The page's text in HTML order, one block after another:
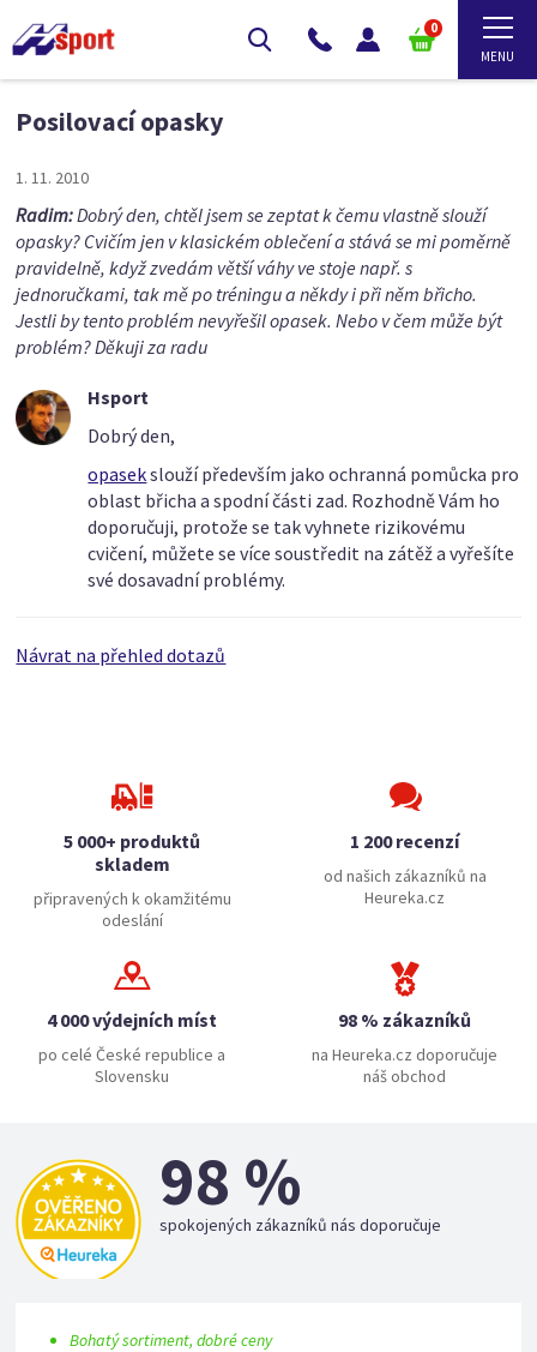
0
Posilovací opasky
1. 11. 2010
Radim:Dobrý den, chtěl jsem se zeptat k čemu vlastně slouží
opasky? Cvičím jen v klasickém oblečení a stává se mi poměrně
pravidelně, když zvedám větší váhy ve stoje např. s
jednoručkami, tak mě po tréningu a někdy i při něm břicho.
Jestli by tento problém nevyřešil opasek. Nebo v čem může být
problém? Děkuji za radu
Hsport
Dobrý den,
opasekslouží především jako ochranná pomůcka pro
oblast břicha a spodní části zad. Rozhodně Vám ho
doporučuji, protože se tak vyhnete rizikovému
cvičení, můžete se více soustředit na zátěž a vyřešíte
své dosavadní problémy.
Návrat na přehled dotazů
5 000+ produktů
skladem
připravených k okamžitému
odeslání
1 200 recenzí
od našich zákazníků na
Heureka.cz
4 000 výdejních míst
po celé České republice a
Slovensku
98 % zákazníků
na Heureka.cz doporučuje
náš obchod
98 %
spokojených zákazníků nás doporučuje
Bohatý sortiment, dobré ceny